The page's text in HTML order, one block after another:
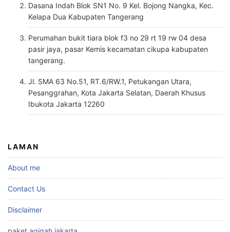
Dasana Indah Blok SN1 No. 9 Kel. Bojong Nangka, Kec.
Kelapa Dua Kabupaten Tangerang
Perumahan bukit tiara blok f3 no 29 rt 19 rw 04 desa
pasir jaya, pasar Kemis kecamatan cikupa kabupaten
tangerang.
Jl. SMA 63 No.51, RT.6/RW.1, Petukangan Utara,
Pesanggrahan, Kota Jakarta Selatan, Daerah Khusus
Ibukota Jakarta 12260
LAMAN
About me
Contact Us
Disclaimer